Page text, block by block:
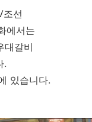
선
에서는
대갈비
.
있습니다.